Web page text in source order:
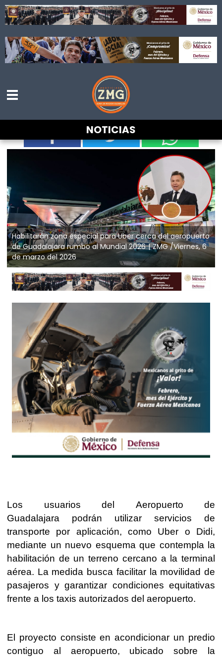
NOTICIAS
Habilitarán zona especial para Uber cerca
del aeropuerto de Guadalajara rumbo al
Mundial 2026
Habilitarán zona especial para Uber cerca del aeropuerto
de Guadalajara rumbo al Mundial 2026
ZMG /Viernes, 6
de marzo del 2026
Los usuarios del Aeropuerto de
Guadalajara podrán utilizar servicios de
transporte por aplicación, como Uber o Didi,
mediante un nuevo esquema que contempla la
habilitación de un terreno cercano a la terminal
aérea. La medida busca facilitar la movilidad de
pasajeros y garantizar condiciones equitativas
frente a los taxis autorizados del aeropuerto.
El proyecto consiste en acondicionar un predio
contiguo al aeropuerto, ubicado sobre la